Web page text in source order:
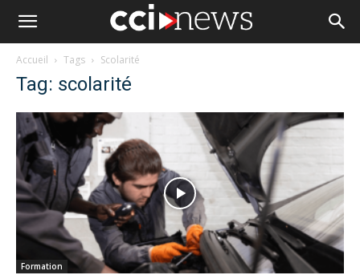
Accueil Tags Scolarité
Tag: scolarité
Formation